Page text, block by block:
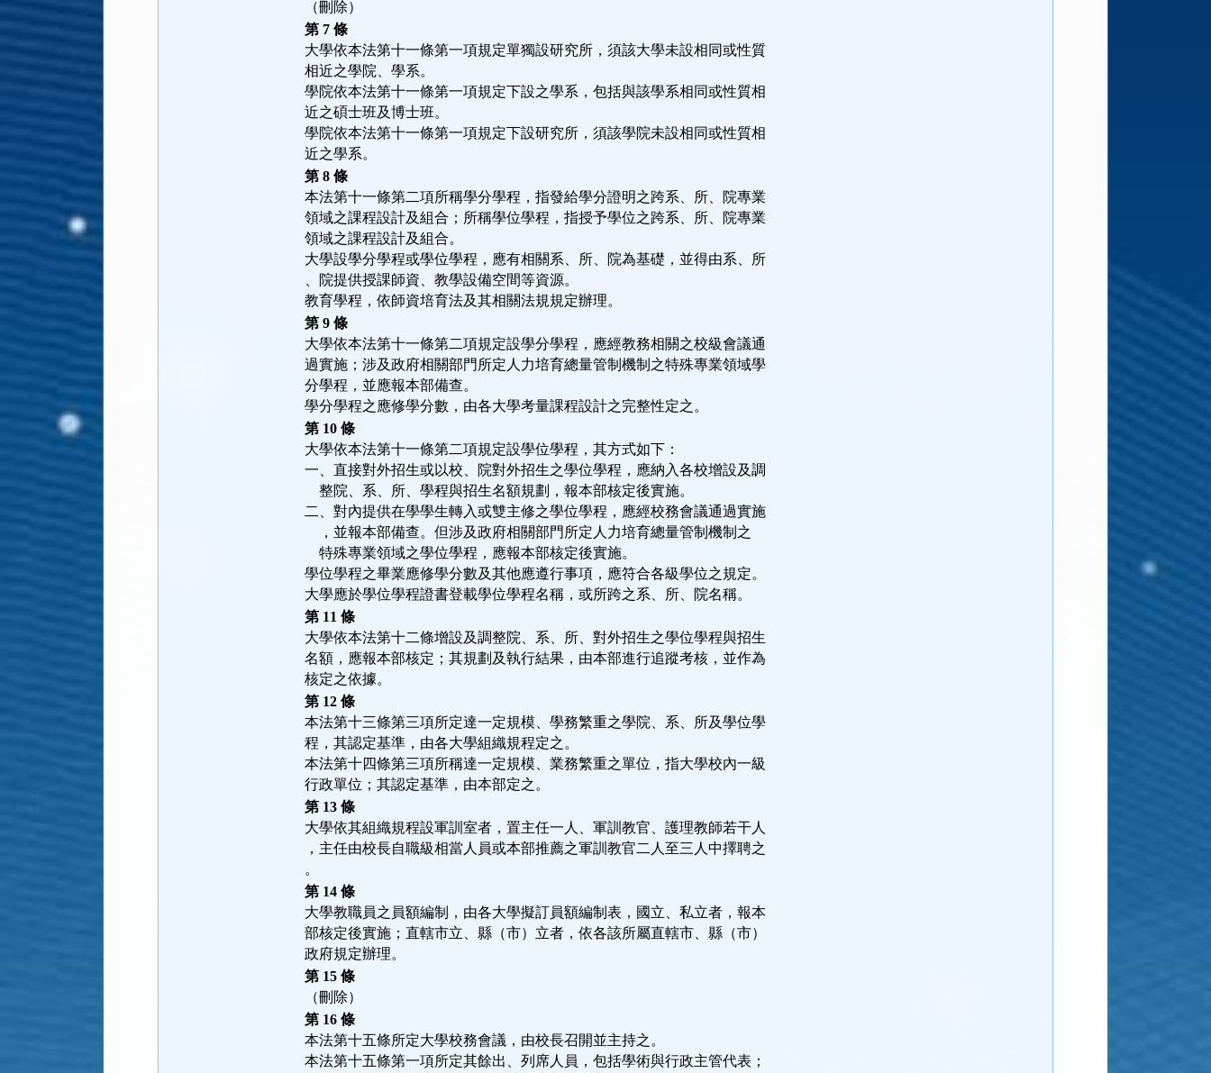
（刪除）
第 7 條
大學依本法第十一條第一項規定單獨設研究所，須該大學未設相同或性質
相近之學院、學系。
學院依本法第十一條第一項規定下設之學系，包括與該學系相同或性質相
近之碩士班及博士班。
學院依本法第十一條第一項規定下設研究所，須該學院未設相同或性質相
近之學系。
第 8 條
本法第十一條第二項所稱學分學程，指發給學分證明之跨系、所、院專業
領域之課程設計及組合；所稱學位學程，指授予學位之跨系、所、院專業
領域之課程設計及組合。
大學設學分學程或學位學程，應有相關系、所、院為基礎，並得由系、所
、院提供授課師資、教學設備空間等資源。
教育學程，依師資培育法及其相關法規規定辦理。
第 9 條
大學依本法第十一條第二項規定設學分學程，應經教務相關之校級會議通
過實施；涉及政府相關部門所定人力培育總量管制機制之特殊專業領域學
分學程，並應報本部備查。
學分學程之應修學分數，由各大學考量課程設計之完整性定之。
第 10 條
大學依本法第十一條第二項規定設學位學程，其方式如下：
一、直接對外招生或以校、院對外招生之學位學程，應納入各校增設及調
整院、系、所、學程與招生名額規劃，報本部核定後實施。
二、對內提供在學學生轉入或雙主修之學位學程，應經校務會議通過實施
，並報本部備查。但涉及政府相關部門所定人力培育總量管制機制之
特殊專業領域之學位學程，應報本部核定後實施。
學位學程之畢業應修學分數及其他應遵行事項，應符合各級學位之規定。
大學應於學位學程證書登載學位學程名稱，或所跨之系、所、院名稱。
第 11 條
大學依本法第十二條增設及調整院、系、所、對外招生之學位學程與招生
名額，應報本部核定；其規劃及執行結果，由本部進行追蹤考核，並作為
核定之依據。
第 12 條
本法第十三條第三項所定達一定規模、學務繁重之學院、系、所及學位學
程，其認定基準，由各大學組織規程定之。
本法第十四條第三項所稱達一定規模、業務繁重之單位，指大學校內一級
行政單位；其認定基準，由本部定之。
第 13 條
大學依其組織規程設軍訓室者，置主任一人、軍訓教官、護理教師若干人
，主任由校長自職級相當人員或本部推薦之軍訓教官二人至三人中擇聘之
。
第 14 條
大學教職員之員額編制，由各大學擬訂員額編制表，國立、私立者，報本
部核定後實施；直轄市立、縣（市）立者，依各該所屬直轄市、縣（市）
政府規定辦理。
第 15 條
（刪除）
第 16 條
本法第十五條所定大學校務會議，由校長召開並主持之。
本法第十五條第一項所定其餘出、列席人員，包括學術與行政主管代表；